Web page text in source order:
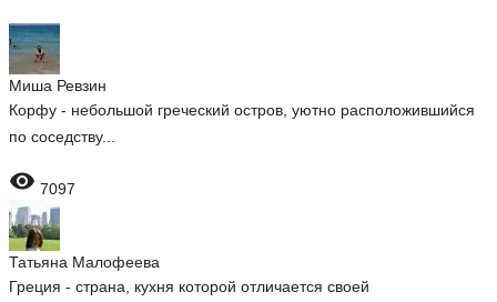
Миша Ревзин
Корфу - небольшой греческий остров, уютно расположившийся
по соседству...
 7097
Татьяна Малофеева
Греция - страна, кухня которой отличается своей